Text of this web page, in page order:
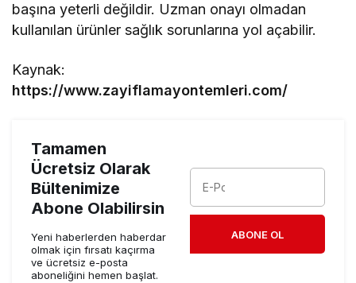
başına yeterli değildir. Uzman onayı olmadan
kullanılan ürünler sağlık sorunlarına yol açabilir.
Kaynak:
https://www.zayiflamayontemleri.com/
Tamamen
Ücretsiz Olarak
Bültenimize
Abone Olabilirsin
Yeni haberlerden haberdar
olmak için fırsatı kaçırma
ve ücretsiz e-posta
aboneliğini hemen başlat.
ABONE OL